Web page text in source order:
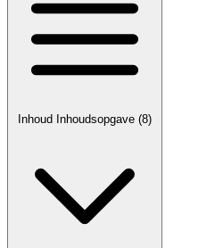
Inhoud Inhoudsopgave (8)